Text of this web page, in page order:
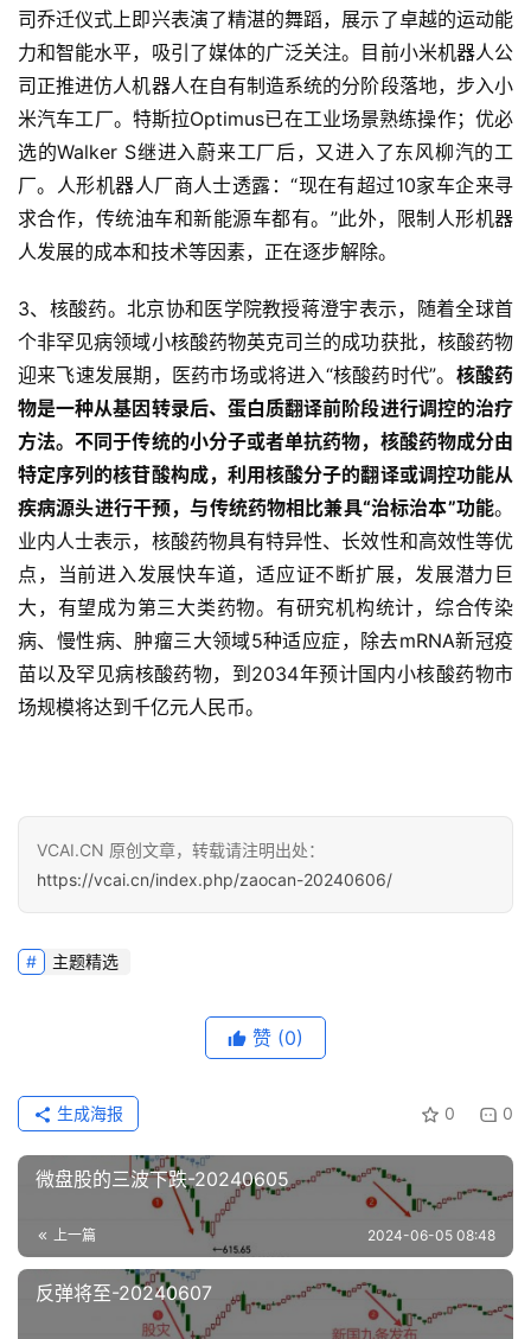
司乔迁仪式上即兴表演了精湛的舞蹈，展示了卓越的运动能
力和智能水平，吸引了媒体的广泛关注。目前小米机器人公
司正推进仿人机器人在自有制造系统的分阶段落地，步入小
米汽车工厂。特斯拉Optimus已在工业场景熟练操作；优必
选的Walker S继进入蔚来工厂后，又进入了东风柳汽的工
厂。人形机器人厂商人士透露：“现在有超过10家车企来寻
求合作，传统油车和新能源车都有。”此外，限制人形机器
人发展的成本和技术等因素，正在逐步解除。
3、核酸药。北京协和医学院教授蒋澄宇表示，随着全球首
个非罕见病领域小核酸药物英克司兰的成功获批，核酸药物
迎来飞速发展期，医药市场或将进入“核酸药时代”。 核酸药
物是一种从基因转录后、蛋白质翻译前阶段进行调控的治疗
方法。不同于传统的小分子或者单抗药物，核酸药物成分由
特定序列的核苷酸构成，利用核酸分子的翻译或调控功能从
疾病源头进行干预，与传统药物相比兼具“治标治本”功能。
业内人士表示，核酸药物具有特异性、长效性和高效性等优
点，当前进入发展快车道，适应证不断扩展，发展潜力巨
大，有望成为第三大类药物。有研究机构统计，综合传染
病、慢性病、肿瘤三大领域5种适应症，除去mRNA新冠疫
苗以及罕见病核酸药物，到2034年预计国内小核酸药物市
场规模将达到千亿元人民币。
VCAI.CN 原创文章，转载请注明出处：
https://vcai.cn/index.php/zaocan-20240606/
主题精选
赞 (0)
0 0
生成海报
微盘股的三波下跌-20240605
上一篇 2024-06-05 08:48
反弹将至-20240607